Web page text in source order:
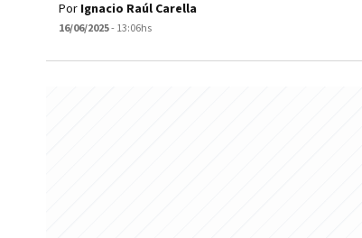
Por Ignacio Raúl Carella
16/06/2025- 13:06hs